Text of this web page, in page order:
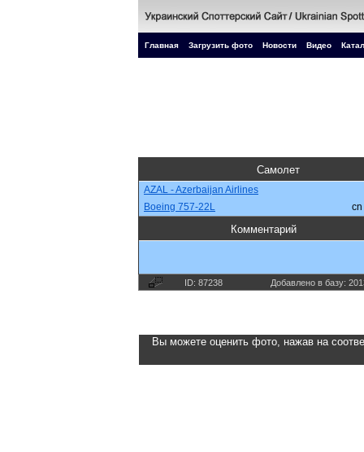
Главная Загрузить фото Новости Видео
Самолет
AZAL - Azerbaijan Airlines
Boeing 757-22L
cn
Комментарий
ID: 87238 Добавлено в базу:
Вы можете оценить фото, нажав на